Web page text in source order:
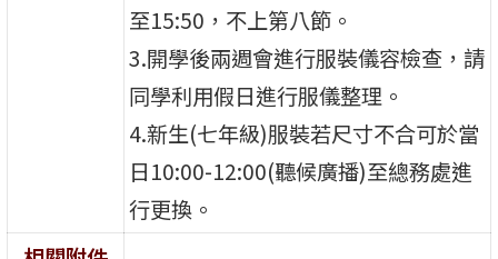
至15:50，不上第八節。
3.開學後兩週會進行服裝儀容檢查，請
同學利用假日進行服儀整理。
4.新生(七年級)服裝若尺寸不合可於當
日10:00-12:00(聽候廣播)至總務處進
行更換。